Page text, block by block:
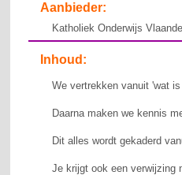
Aanbieder:
Katholiek Onderwijs
Inhoud:
We vertrekken vanuit 'wat
Daarna maken we kennis
Dit alles wordt gekaderd
Je krijgt ook een verwijzing